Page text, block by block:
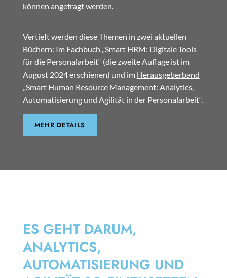
können angefragt werden.
Vertieft werden diese Themen in zwei aktuellen
Büchern: Im Fachbuch „Smart HRM: Digitale Tools
für die Personalarbeit“ (die zweite Auflage ist im
August 2024 erschienen) und im Herausgeberband
„Smart Human Resource Management: Analytics,
Automatisierung und Agilität in der Personalarbeit“.
MEHR DETAILS
ES GEHT DARUM,
ANALYTICS,
AUTOMATISIERUNG UND